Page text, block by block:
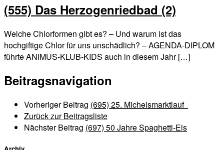
(555) Das Herzogenriedbad (2)
Welche Chlorformen gibt es? – Und warum ist das
hochgiftige Chlor für uns unschädlich? – AGENDA-DIPLOM
führte ANIMUS-KLUB-KIDS auch in diesem Jahr […]
Beitragsnavigation
Vorheriger Beitrag (695) 25. Michelsmarktlauf
Zurück zur Beitragsliste
Nächster Beitrag (697) 50 Jahre Spaghetti-Eis